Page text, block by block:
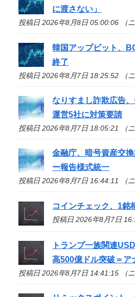
に渡さない」
投稿日 2026年8月8日 05:00:06 （ニ
韓国アップビット、
終了
投稿日 2026年8月7日 18:25:52 （ニ
なりすまし詐欺広告
運営5社に対策要請
投稿日 2026年8月7日 18:05:21 （ニ
金融庁、暗号資産交
ー報告様式統一
投稿日 2026年8月7日 16:44:11 （ニ
コインチェック、1銘
投稿日 2026年8月7日
トランプ一族関連
高500億ドル突破＝ア
投稿日 2026年8月7日 14:41:15 （ニ